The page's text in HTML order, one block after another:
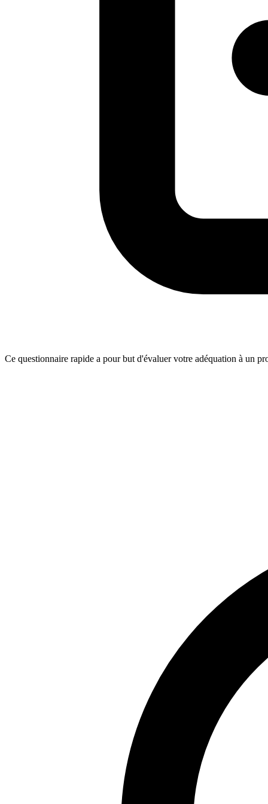
Ce questionnaire rapide a pour but d'évaluer votre adéquation à un